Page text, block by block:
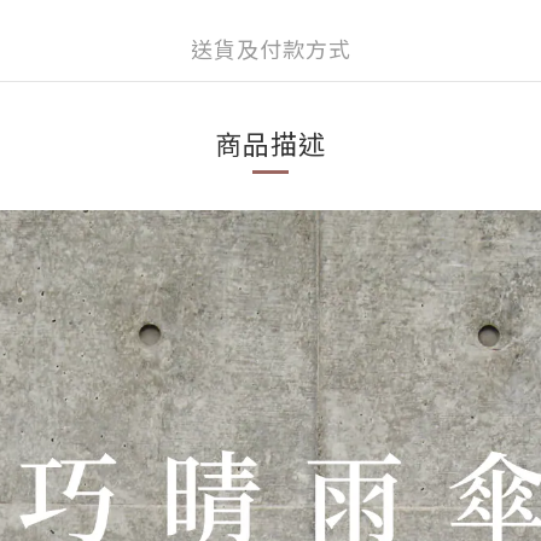
送貨及付款方式
商品描述